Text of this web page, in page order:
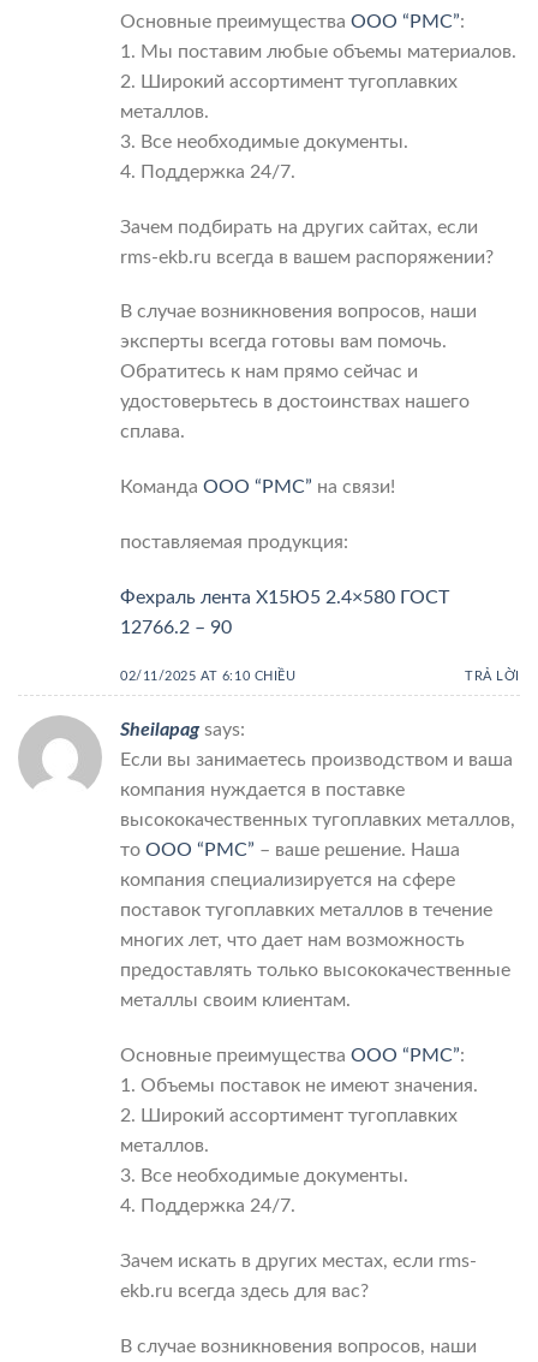
Основные преимущества ООО “РМС”:
1. Мы поставим любые объемы материалов.
2. Широкий ассортимент тугоплавких
металлов.
3. Все необходимые документы.
4. Поддержка 24/7.
Зачем подбирать на других сайтах, если
rms-ekb.ru всегда в вашем распоряжении?
В случае возникновения вопросов, наши
эксперты всегда готовы вам помочь.
Обратитесь к нам прямо сейчас и
удостоверьтесь в достоинствах нашего
сплава.
Команда ООО “РМС” на связи!
поставляемая продукция:
Фехраль лента Х15Ю5 2.4×580 ГОСТ
12766.2 – 90
02/11/2025 AT 6:10 CHIỀU TRẢ LỜI
Sheilapag says:
Если вы занимаетесь производством и ваша
компания нуждается в поставке
высококачественных тугоплавких металлов,
то ООО “РМС” – ваше решение. Наша
компания специализируется на сфере
поставок тугоплавких металлов в течение
многих лет, что дает нам возможность
предоставлять только высококачественные
металлы своим клиентам.
Основные преимущества ООО “РМС”:
1. Объемы поставок не имеют значения.
2. Широкий ассортимент тугоплавких
металлов.
3. Все необходимые документы.
4. Поддержка 24/7.
Зачем искать в других местах, если rms-
ekb.ru всегда здесь для вас?
В случае возникновения вопросов, наши